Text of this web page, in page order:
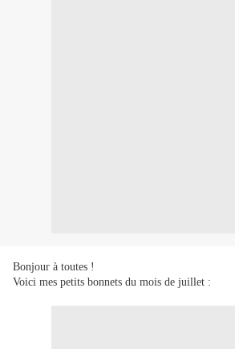
Bonjour à toutes !
Voici mes petits bonnets du mois de juillet :